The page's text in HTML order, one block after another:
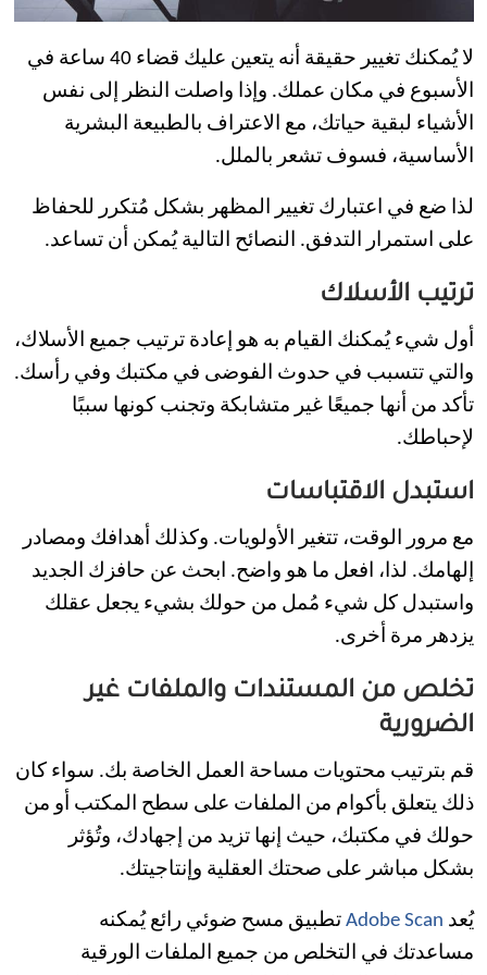
لا يُمكنك تغيير حقيقة أنه يتعين عليك قضاء 40 ساعة في
الأسبوع في مكان عملك. وإذا واصلت النظر إلى نفس
الأشياء لبقية حياتك، مع الاعتراف بالطبيعة البشرية
الأساسية، فسوف تشعر بالملل.
لذا ضع في اعتبارك تغيير المظهر بشكل مُتكرر للحفاظ
على استمرار التدفق. النصائح التالية يُمكن أن تساعد.
ترتيب الأسلاك
أول شيء يُمكنك القيام به هو إعادة ترتيب جميع الأسلاك،
والتي تتسبب في حدوث الفوضى في مكتبك وفي رأسك.
تأكد من أنها جميعًا غير متشابكة وتجنب كونها سببًا
لإحباطك.
استبدل الاقتباسات
مع مرور الوقت، تتغير الأولويات. وكذلك أهدافك ومصادر
إلهامك. لذا، افعل ما هو واضح. ابحث عن حافزك الجديد
واستبدل كل شيء مُمل من حولك بشيء يجعل عقلك
يزدهر مرة أخرى.
تخلص من المستندات والملفات غير
الضرورية
قم بترتيب محتويات مساحة العمل الخاصة بك. سواء كان
ذلك يتعلق بأكوام من الملفات على سطح المكتب أو من
حولك في مكتبك، حيث إنها تزيد من إجهادك، وتُؤثر
بشكل مباشر على صحتك العقلية وإنتاجيتك.
يُعد Adobe Scan تطبيق مسح ضوئي رائع يُمكنه
مساعدتك في التخلص من جميع الملفات الورقية